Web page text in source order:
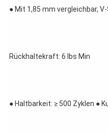
● Mit 1,85 mm vergleichbar,
Rückhaltekraft: 6 lbs Min
● Haltbarkeit: ≥ 500 Zyklen ●